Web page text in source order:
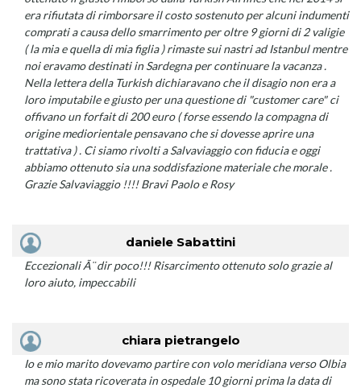
era rifiutata di rimborsare il costo sostenuto per alcuni indumenti
comprati a causa dello smarrimento per oltre 9 giorni di 2 valigie
( la mia e quella di mia figlia ) rimaste sui nastri ad Istanbul mentre
noi eravamo destinati in Sardegna per continuare la vacanza .
Nella lettera della Turkish dichiaravano che il disagio non era a
loro imputabile e giusto per una questione di "customer care" ci
offivano un forfait di 200 euro ( forse essendo la compagna di
origine mediorientale pensavano che si dovesse aprire una
trattativa ) . Ci siamo rivolti a Salvaviaggio con fiducia e oggi
abbiamo ottenuto sia una soddisfazione materiale che morale .
Grazie Salvaviaggio !!!! Bravi Paolo e Rosy
daniele Sabattini
Eccezionali Ã¨ dir poco!!! Risarcimento ottenuto solo grazie al
loro aiuto, impeccabili
chiara pietrangelo
Io e mio marito dovevamo partire con volo meridiana verso Olbia
ma sono stata ricoverata in ospedale 10 giorni prima la data di